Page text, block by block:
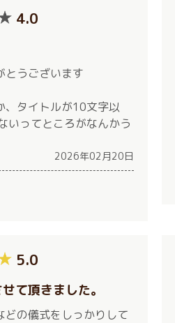
4.0
とうございます
、タイトルが10文字以
いってところがなんかう
2026年02月20日
5.0
て頂きました。
どの儀式をしっかりして